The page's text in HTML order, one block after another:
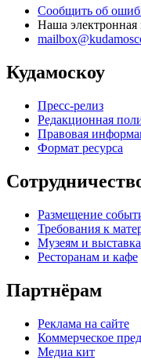
Сообщить об
Наша электронная
Кудамоскоу
Пресс-релиз
Редакционная
Правовая
Формат ресурса
Размещение
Требования к
Музеям и
Ресторанам и кафе
Партнёрам
Реклама на сайте
Коммерческое
Медиа кит